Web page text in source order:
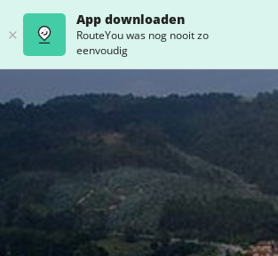
App downloaden
RouteYou was nog nooit zo
eenvoudig